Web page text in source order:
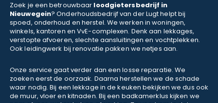
Zoek je een betrouwbaar loodgietersbedrijf in
Nieuwegein? Onderhoudsbedrijf van der Lugt helpt bij
spoed, onderhoud en herstel. We werken in woningen,
winkels, kantoren en VvE-complexen. Denk aan lekkages,
verstopte afvoeren, slechte aansluitingen en vochtplekken.
Ook leidingwerk bij renovatie pakken we netjes aan.
Onze service gaat verder dan een losse reparatie. We
zoeken eerst de oorzaak. Daarna herstellen we de schade
waar nodig. Bij een lekkage in de keuken bekijken we dus ook
de muur, vloer en kitnaden. Bij een badkamerklus kijken we